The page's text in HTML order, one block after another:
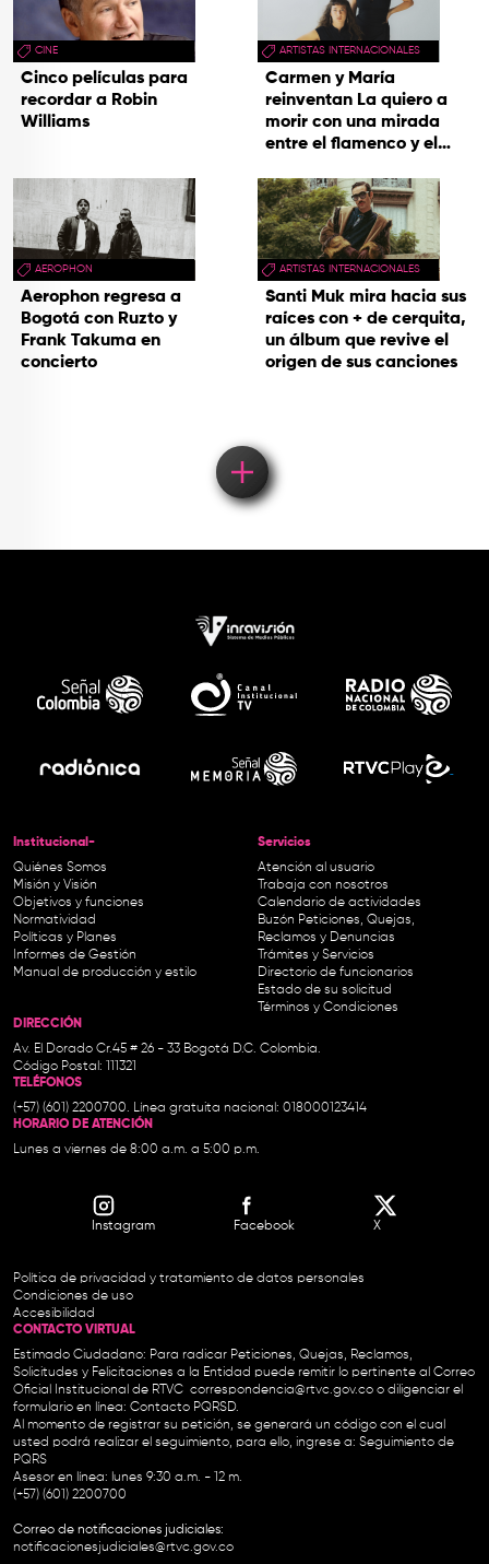
CINE
Cinco películas para
recordar a Robin
Williams
AEROPHON
Aerophon regresa a
Bogotá con Ruzto y
Frank Takuma en
concierto
ARTISTAS INTERNACIONALES
Carmen y María
reinventan La quiero a
morir con una mirada
entre el flamenco y el
ARTISTAS INTERNACIONALES
Santi Muk mira hacia sus
raíces con + de cerquita,
un álbum que revive el
origen de sus canciones
Institucional-
Quiénes Somos
Misión y Visión
Objetivos y funciones
Normatividad
Políticas y Planes
Informes de Gestión
Manual de producción y estilo
Servicios
Atención al usuario
Trabaja con nosotros
Calendario de actividades
Buzón Peticiones, Quejas,
Reclamos y Denuncias
Trámites y Servicios
Directorio de funcionarios
Estado de su solicitud
Términos y Condiciones
DIRECCIÓN
Av. El Dorado Cr.45 # 26 - 33 Bogotá D.C. Colombia.
Código Postal: 111321
TELÉFONOS
(+57) (601) 2200700. Línea gratuita nacional: 018000123414
HORARIO DE ATENCIÓN
Lunes a viernes de 8:00 a.m. a 5:00 p.m.
Instagram Facebook X
Política de privacidad y tratamiento de datos personales
Condiciones de uso
Accesibilidad
CONTACTO VIRTUAL
Estimado Ciudadano: Para radicar Peticiones, Quejas, Reclamos,
Solicitudes y Felicitaciones a la Entidad puede remitir lo pertinente al Correo
Oficial Institucional de RTVC correspondencia@rtvc.gov.co o diligenciar el
formulario en línea: Contacto PQRSD.
Al momento de registrar su petición, se generará un código con el cual
usted podrá realizar el seguimiento, para ello, ingrese a: Seguimiento de
PQRS
Asesor en línea: lunes 9:30 a.m. - 12 m.
(+57) (601) 2200700
Correo de notificaciones judiciales:
notificacionesjudiciales@rtvc.gov.co